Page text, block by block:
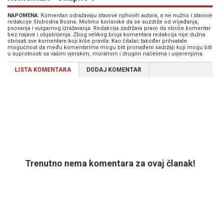
NAPOMENA: Komentari odražavaju stavove njihovih autora, a ne nužno i stavove
redakcije Slobodna Bosna. Molimo korisnike da se suzdrže od vrijeđanja,
psovanja i vulgarnog izražavanja. Redakcija zadržava pravo da obriše komentar
bez najave i objašnjenja. Zbog velikog broja komentara redakcija nije dužna
obrisati sve komentare koji krše pravila. Kao čitalac također prihvatate
mogućnost da među komentarima mogu biti pronađeni sadržaji koji mogu biti
u suprotnosti sa vašim vjerskim, moralnim i drugim načelima i uvjerenjima.
LISTA KOMENTARA DODAJ KOMENTAR
Trenutno nema komentara za ovaj članak!